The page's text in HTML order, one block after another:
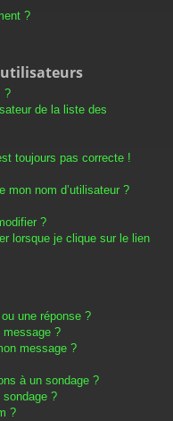
?
utilisateurs
?
de la liste des
toujours pas correcte !
mon nom d’utilisateur ?
?
lorsque je clique sur le lien
une réponse ?
message ?
message ?
à un sondage ?
?
?